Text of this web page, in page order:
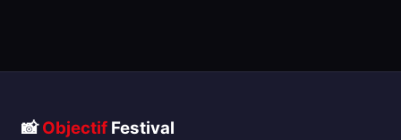
📸Objectif Festival